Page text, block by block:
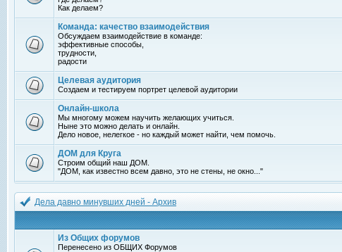
Как делаем?
Команда: качество взаимодействия
Обсуждаем взаимодействие в команде:
эффективные способы,
трудности,
радости
Целевая аудитория
Создаем и тестируем портрет целевой аудитории
Онлайн-школа
Мы многому можем научить желающих учиться.
Ныне это можно делать и онлайн.
Дело новое, нелегкое - но каждый может найти, чем помочь.
ДОМ для Круга
Строим общий наш ДОМ.
"ДОМ, как известно всем давно, это не стены, не окно..."
Дела давно минувших дней - Архив
Из Общих форумов
Перенесено из ОБЩИХ Форумов